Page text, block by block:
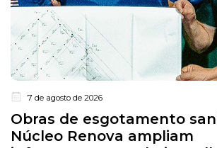
7 de agosto de 2026
Obras de esgotamento
Núcleo Renova ampliam